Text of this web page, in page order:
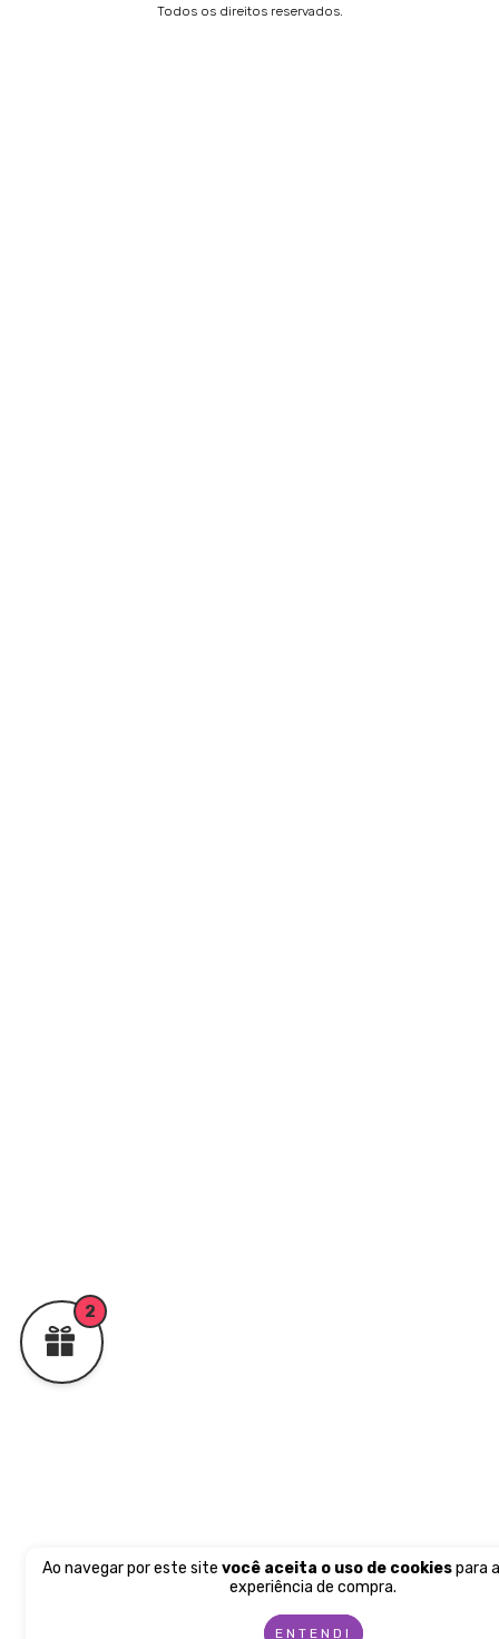
Ao navegar por este sitevocê aceita o uso de cookiespara
experiência de compra.
ENTENDI
Todos os direitos reservados.
2